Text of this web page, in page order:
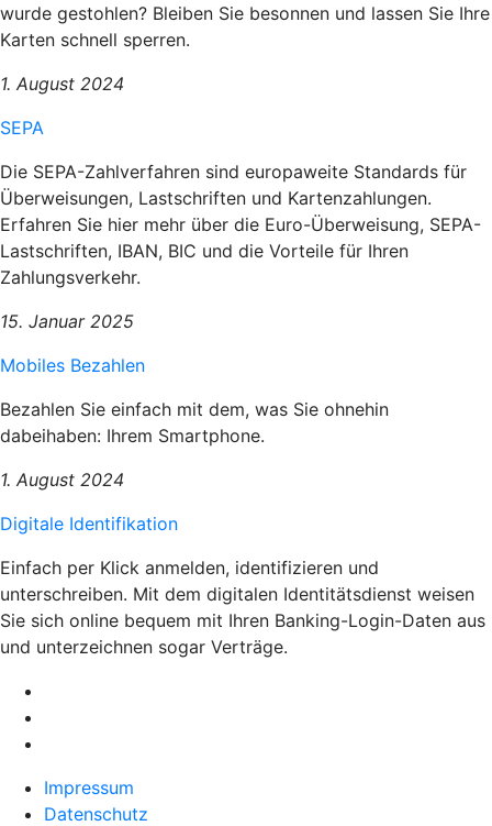
wurde gestohlen? Bleiben Sie besonnen und lassen Sie Ihre
Karten schnell sperren.
1. August 2024
SEPA
Die SEPA-Zahlverfahren sind europaweite Standards für
Überweisungen, Lastschriften und Kartenzahlungen.
Erfahren Sie hier mehr über die Euro-Überweisung, SEPA-
Lastschriften, IBAN, BIC und die Vorteile für Ihren
Zahlungsverkehr.
15. Januar 2025
Mobiles Bezahlen
Bezahlen Sie einfach mit dem, was Sie ohnehin
dabeihaben: Ihrem Smartphone.
1. August 2024
Digitale Identifikation
Einfach per Klick anmelden, identifizieren und
unterschreiben. Mit dem digitalen Identitätsdienst weisen
Sie sich online bequem mit Ihren Banking-Login-Daten aus
und unterzeichnen sogar Verträge.
Impressum
Datenschutz